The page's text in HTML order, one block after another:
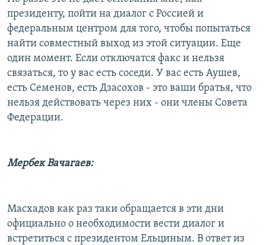
президенту, пойти на диалог с Россией и
федеральным центром для того, чтобы попытаться
найти совместный выход из этой ситуации. Еще
один момент. Если отключатся факс и нельзя
связаться, то у вас есть соседи. У вас есть Аушев,
есть Семенов, есть Дзасохов - это ваши братья, что
нельзя действовать через них - они члены Совета
Федерации.
Мербек Вачагаев:
Масхадов как раз таки обращается в эти дни
официально о необходимости вести диалог и
встретиться с президентом Ельциным. В ответ из